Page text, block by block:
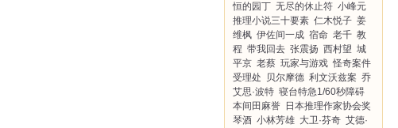
恒的园丁 无尽的休止符 小峰元
推理小说三十要素 仁木悦子 姜
维枫 伊佐间一成 宿命 老千 教
程 带我回去 张震扬 西村望 城
平京 老蔡 玩家与游戏 怪奇案件
受理处
贝尔摩德 利文沃兹案 乔
艾思·波特 寝台特急1/60秒障碍
本间田麻誉 日本推理作家协会奖
琴酒 小林芳雄 大卫·芬奇 艾德·